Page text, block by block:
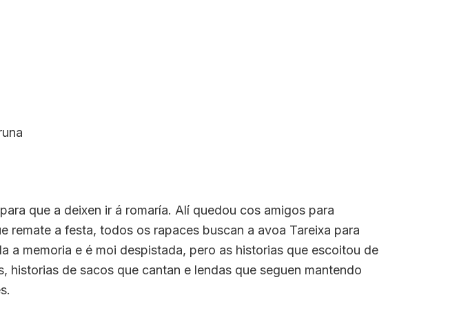
que a deixen ir á romaría. Alí quedou cos amigos para
remate a festa, todos os rapaces buscan a avoa Tareixa para
a memoria e é moi despistada, pero as historias que escoitou de
historias de sacos que cantan e lendas que seguen mantendo